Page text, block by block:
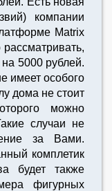
компании
Matrix
5000 рублей.
имеет особого
дома не стоит
можно
случаи не
за Вами.
комплетик
будет также
фигурных